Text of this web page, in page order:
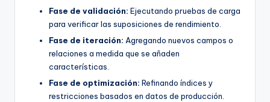
Fase de validación: Ejecutando pruebas de carga
para verificar las suposiciones de rendimiento.
Fase de iteración: Agregando nuevos campos o
relaciones a medida que se añaden
características.
Fase de optimización: Refinando índices y
restricciones basados en datos de producción.